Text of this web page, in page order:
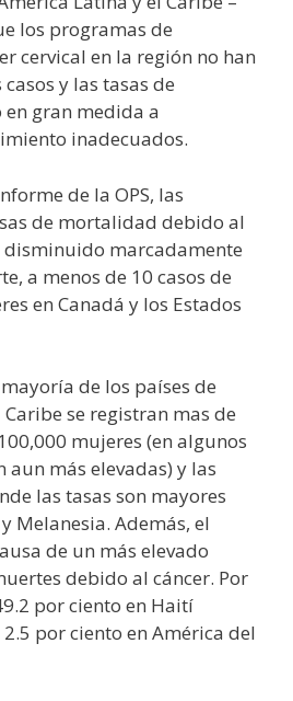
los programas de
cervical en la región no han
y las tasas de
gran medida a
inadecuados.
de la OPS, las
de mortalidad debido al
disminuido marcadamente
a menos de 10 casos de
en Canadá y los Estados
de los países de
se registran mas de
mujeres (en algunos
aun más elevadas) y las
las tasas son mayores
Melanesia. Además, el
de un más elevado
debido al cáncer. Por
por ciento en Haití
por ciento en América del